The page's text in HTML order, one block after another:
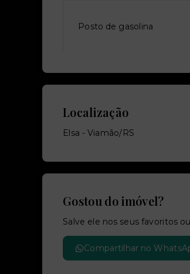
Posto de gasolina
Localização
Elsa - Viamão/RS
Gostou do imóvel?
Salve ele nos seus favoritos
Compartilhar no